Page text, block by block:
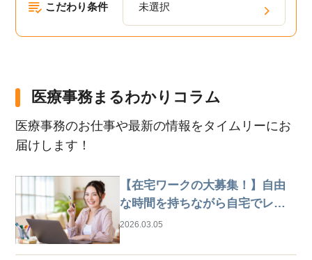
こだわり条件 未選択
医療事務まるわかりコラム
医療事務のお仕事や最新の情報をタイムリーにお
届けします！
【在宅ワークの大募集！】自由
な時間を持ちながら自宅でレセ
プト業務
2026.03.05